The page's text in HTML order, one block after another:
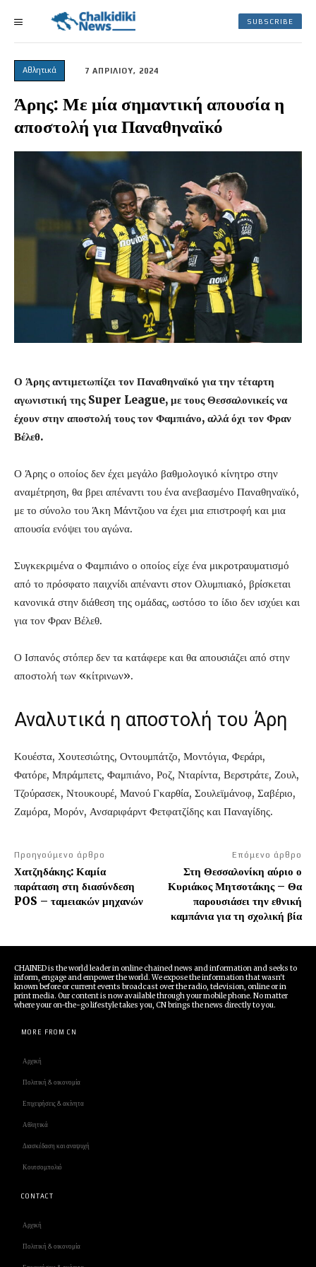
SUBSCRIBE
Αθλητικά 7 ΑΠΡΙΛΙΟΥ, 2024
Άρης: Με μία σημαντική απουσία η
αποστολή για Παναθηναϊκό
Ο Άρης αντιμετωπίζει τον Παναθηναϊκό για την τέταρτη
αγωνιστική της Super League, με τους Θεσσαλονικείς να
έχουν στην αποστολή τους τον Φαμπιάνο, αλλά όχι τον Φραν
Βέλεθ.
Ο Άρης ο οποίος δεν έχει μεγάλο βαθμολογικό κίνητρο στην
αναμέτρηση, θα βρει απέναντι του ένα ανεβασμένο Παναθηναϊκό,
με το σύνολο του Άκη Μάντζιου να έχει μια επιστροφή και μια
απουσία ενόψει του αγώνα.
Συγκεκριμένα ο Φαμπιάνο ο οποίος είχε ένα μικροτραυματισμό
από το πρόσφατο παιχνίδι απέναντι στον Ολυμπιακό, βρίσκεται
κανονικά στην διάθεση της ομάδας, ωστόσο το ίδιο δεν ισχύει και
για τον Φραν Βέλεθ.
Ο Ισπανός στόπερ δεν τα κατάφερε και θα απουσιάζει από στην
αποστολή των «κίτρινων».
Αναλυτικά η αποστολή του Άρη
Κουέστα, Χουτεσιώτης, Οντουμπάτζο, Μοντόγια, Φεράρι,
Φατόρε, Μπράμπετς, Φαμπιάνο, Ροζ, Νταρίντα, Βερστράτε, Ζουλ,
Τζούρασεκ, Ντουκουρέ, Μανού Γκαρθία, Σουλεϊμάνοφ, Σαβέριο,
Ζαμόρα, Μορόν, Ανσαριφάρντ Φετφατζίδης και Παναγίδης.
Προηγούμενο άρθρο
Χατζηδάκης: Καμία
παράταση στη διασύνδεση
POS – ταμειακών μηχανών
Επόμενο άρθρο
Στη Θεσσαλονίκη αύριο ο
Κυριάκος Μητσοτάκης – Θα
παρουσιάσει την εθνική
καμπάνια για τη σχολική βία
CHAINED is the world leader in online chained news and information and seeks to
inform, engage and empower the world. We expose the information that wasn't
known before or current events broadcast over the radio, television, online or in
print media. Our content is now available through your mobile phone. No matter
where your on-the-go lifestyle takes you, CN brings the news directly to you.
MORE FROM CN
Αρχική
Πολιτική & οικονομία
Επιχειρήσεις & ακίνητα
Αθλητικά
Διασκέδαση και αναψυχή
Κουτσομπολιό
CONTACT
Αρχική
Πολιτική & οικονομία